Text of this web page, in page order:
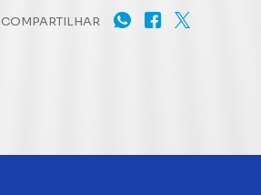
COMPARTILHAR